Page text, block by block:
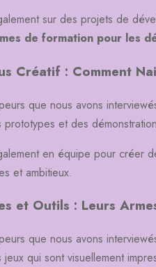
sur des projets de
de formation pour les
Créatif : Comment
que nous avons
et des
en équipe pour créer
et ambitieux.
et Outils : Leurs
que nous avons
qui sont visuellement